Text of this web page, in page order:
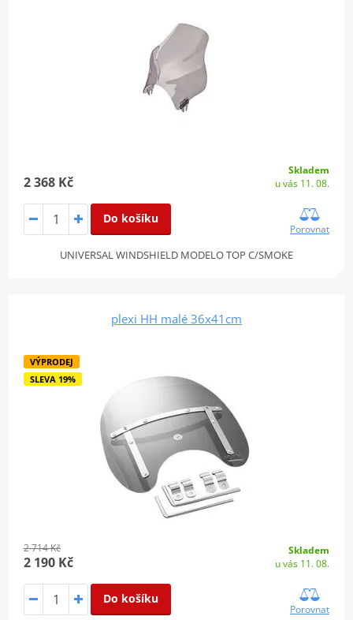
2 368 Kč
Skladem
u vás 11. 08.
Do košíku
Porovnat
UNIVERSAL WINDSHIELD MODELO TOP C/SMOKE
plexi HH malé 36x41cm
VÝPRODEJ
SLEVA 19%
2 714 Kč
2 190 Kč
Skladem
u vás 11. 08.
Do košíku
Porovnat